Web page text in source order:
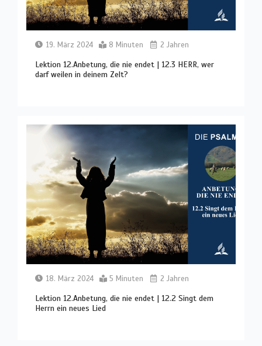
19. März 2024 8 Minuten 2 Jahren
Lektion 12.Anbetung, die nie endet | 12.3 HERR, wer
darf weilen in deinem Zelt?
18. März 2024 5 Minuten 2 Jahren
Lektion 12.Anbetung, die nie endet | 12.2 Singt dem
Herrn ein neues Lied